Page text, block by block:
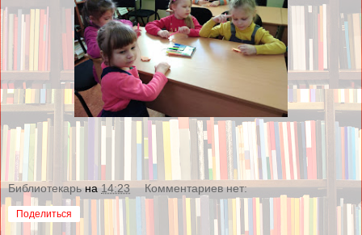
Библиотекарь на14:23 Комментариев нет:
Поделиться